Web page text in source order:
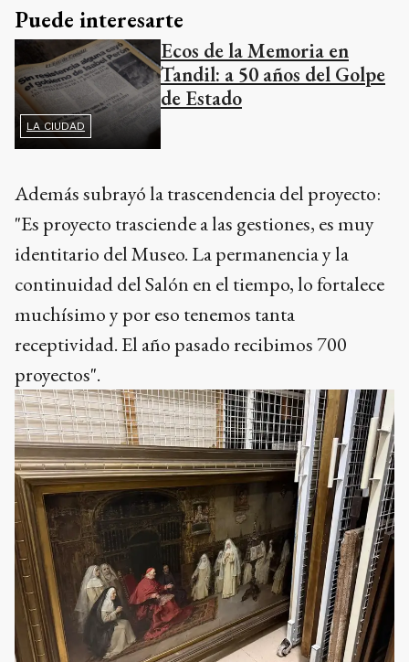
Puede interesarte
LA CIUDAD
Ecos de la Memoria en
Tandil: a 50 años del Golpe
de Estado
Además subrayó la trascendencia del proyecto:
"Es proyecto trasciende a las gestiones, es muy
identitario del Museo. La permanencia y la
continuidad del Salón en el tiempo, lo fortalece
muchísimo y por eso tenemos tanta
receptividad. El año pasado recibimos 700
proyectos".